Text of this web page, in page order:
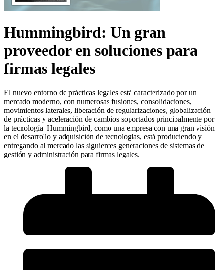
Hummingbird: Un gran
proveedor en soluciones para
firmas legales
El nuevo entorno de prácticas legales está caracterizado por un
mercado moderno, con numerosas fusiones, consolidaciones,
movimientos laterales, liberación de regularizaciones, globalización
de prácticas y aceleración de cambios soportados principalmente por
la tecnología. Hummingbird, como una empresa con una gran visión
en el desarrollo y adquisición de tecnologías, está produciendo y
entregando al mercado las siguientes generaciones de sistemas de
gestión y administración para firmas legales.